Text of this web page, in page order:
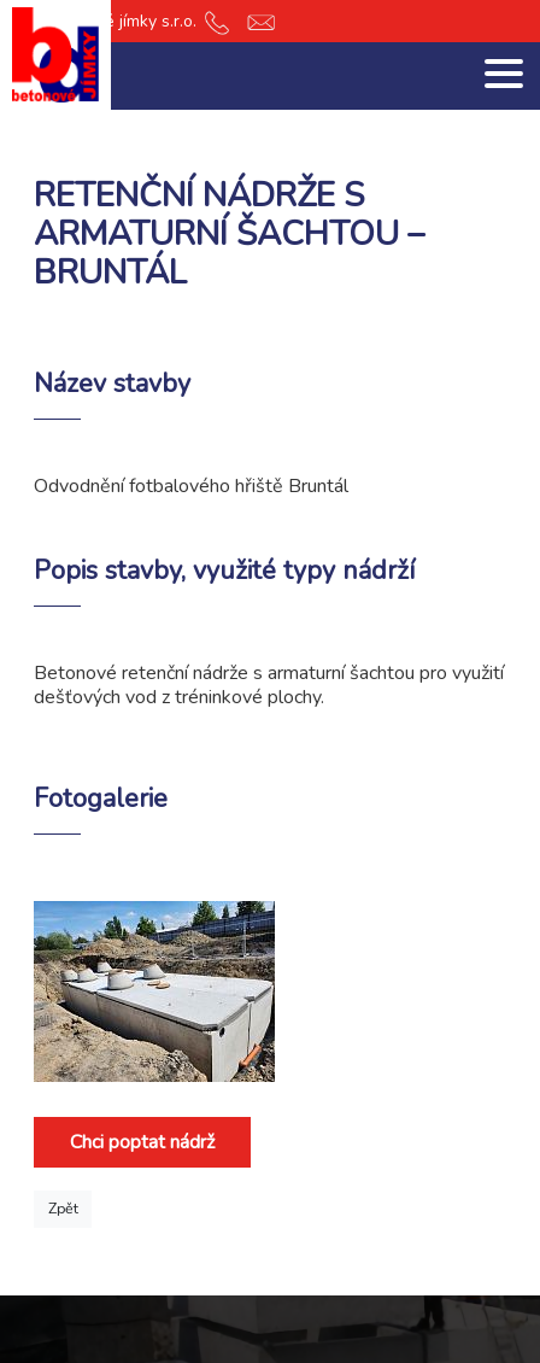
db Betonové jímky s.r.o.
+420jimky@db-
RETENČNÍ NÁDRŽE S
ARMATURNÍ ŠACHTOU –
BRUNTÁL
Název stavby
Odvodnění fotbalového hřiště Bruntál
Popis stavby, využité typy nádrží
Betonové retenční nádrže s armaturní šachtou pro využití
dešťových vod z tréninkové plochy.
Fotogalerie
Chci poptat nádrž
Zpět